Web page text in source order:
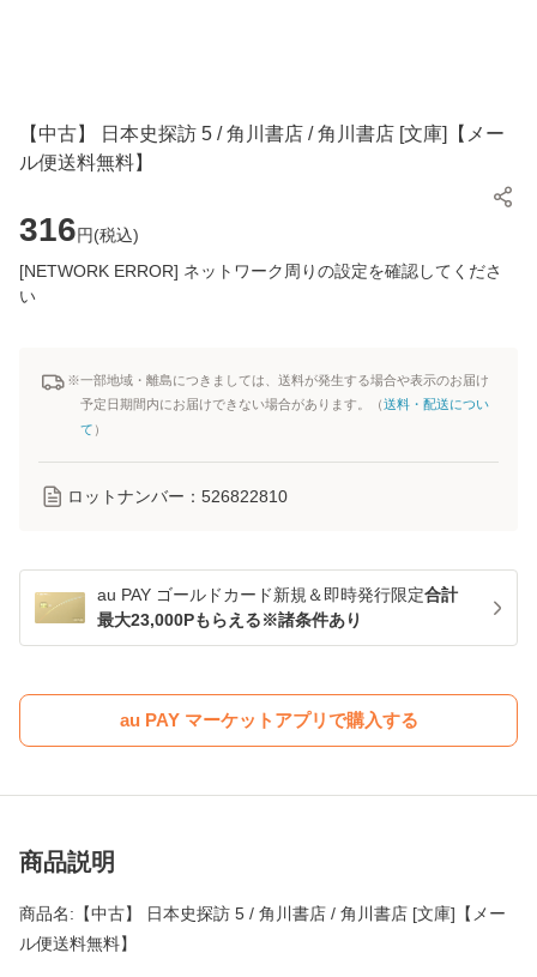
【中古】 日本史探訪 5 / 角川書店 / 角川書店 [文庫]【メー
ル便送料無料】
316円(税込)
[NETWORK ERROR] ネットワーク周りの設定を確認してくださ
い
※一部地域・離島につきましては、送料が発生する場合や表示のお届け
予定日期間内にお届けできない場合があります。（送料・配送につい
て ）
ロットナンバー： 526822810
au PAY ゴールドカード新規＆即時発行限定合計
最大23,000Pもらえる※諸条件あり
au PAY マーケットアプリで購入する
商品説明
商品名:【中古】 日本史探訪 5 / 角川書店 / 角川書店 [文庫]【メー
ル便送料無料】